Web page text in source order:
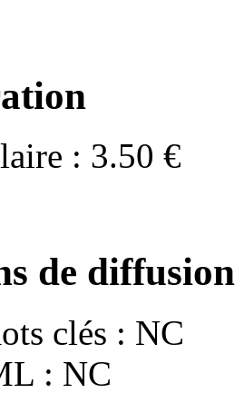
: 3.50 €
de diffusion
clés : NC
: NC